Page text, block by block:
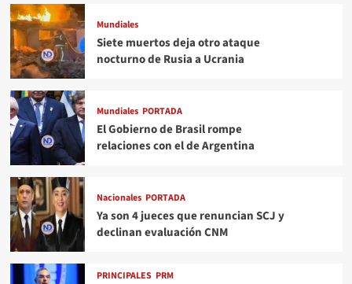
Mundiales
Siete muertos deja otro ataque
nocturno de Rusia a Ucrania
Mundiales PORTADA
El Gobierno de Brasil rompe
relaciones con el de Argentina
Nacionales PORTADA
Ya son 4 jueces que renuncian SCJ y
declinan evaluación CNM
PRINCIPALES PRM